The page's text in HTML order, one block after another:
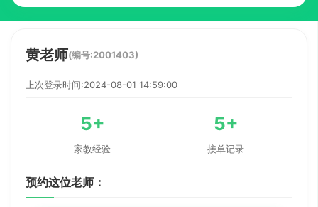
黄老师(编号:2001403)
上次登录时间:2024-08-01 14:59:00
5+
家教经验
5+
接单记录
预约这位老师：